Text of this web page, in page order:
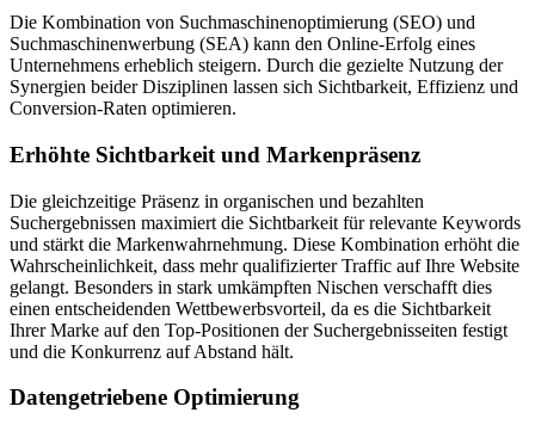
Die Kombination von Suchmaschinenoptimierung (SEO) und
Suchmaschinenwerbung (SEA) kann den Online-Erfolg eines
Unternehmens erheblich steigern. Durch die gezielte Nutzung der
Synergien beider Disziplinen lassen sich Sichtbarkeit, Effizienz und
Conversion-Raten optimieren.
Erhöhte Sichtbarkeit und Markenpräsenz
Die gleichzeitige Präsenz in organischen und bezahlten
Suchergebnissen maximiert die Sichtbarkeit für relevante Keywords
und stärkt die Markenwahrnehmung. Diese Kombination erhöht die
Wahrscheinlichkeit, dass mehr qualifizierter Traffic auf Ihre Website
gelangt. Besonders in stark umkämpften Nischen verschafft dies
einen entscheidenden Wettbewerbsvorteil, da es die Sichtbarkeit
Ihrer Marke auf den Top-Positionen der Suchergebnisseiten festigt
und die Konkurrenz auf Abstand hält.
Datengetriebene Optimierung